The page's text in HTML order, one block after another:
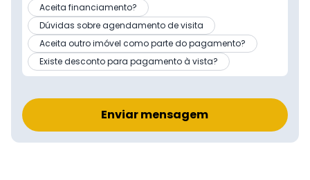
Aceita financiamento?
Dúvidas sobre agendamento de visita
Aceita outro imóvel como parte do pagamento?
Existe desconto para pagamento à vista?
Enviar mensagem